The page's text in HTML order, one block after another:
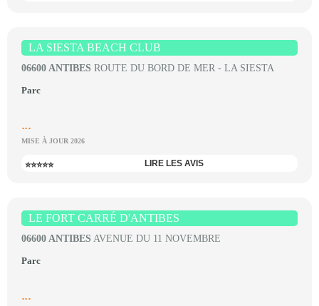
LA SIESTA BEACH CLUB
06600 ANTIBES ROUTE DU BORD DE MER - LA SIESTA
Parc
...
MISE À JOUR 2026
⭐⭐⭐⭐⭐ LIRE LES AVIS
LE FORT CARRÉ D'ANTIBES
06600 ANTIBES AVENUE DU 11 NOVEMBRE
Parc
...